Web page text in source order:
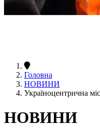
Головна
НОВИНИ
Україноцентрична
НОВИНИ